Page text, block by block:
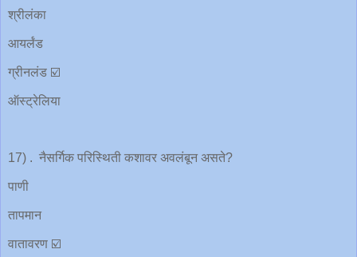
श्रीलंका
आयर्लंड
ग्रीनलंड ☑️
ऑस्ट्रेलिया
17) . नैसर्गिक परिस्थिती कशावर अवलंबून असते?
पाणी
तापमान
वातावरण ☑️